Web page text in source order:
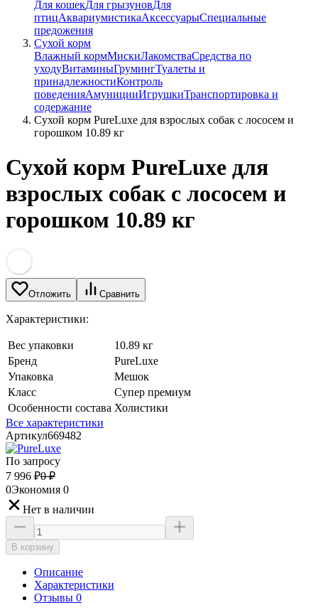
Для кошекДля грызуновДля
птицАквариумистикаАксессуарыСпециальные
предожения
Сухой корм
Влажный кормМискиЛакомстваСредства по
уходуВитаминыГрумингТуалеты и
принадлежностиКонтроль
поведенияАмуницииИгрушкиТранспортировка и
содержание
Сухой корм PureLuxe для взрослых собак с лососем и
горошком 10.89 кг
Сухой корм PureLuxe для
взрослых собак с лососем и
горошком 10.89 кг
Отложить Сравнить
Характеристики:
Вес упаковки
10.89 кг
Бренд
PureLuxe
Упаковка
Мешок
Класс
Супер премиум
Особенности состава Холистики
Все характеристики
Артикул669482
По запросу
7 996 ₽0 ₽
0Экономия 0
Нет в наличии
В корзину
Описание
Характеристики
Отзывы 0